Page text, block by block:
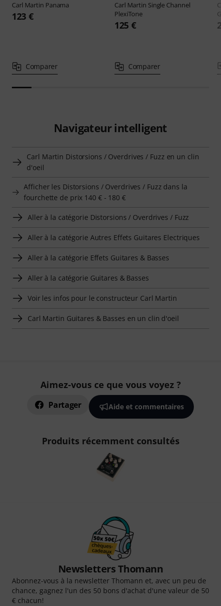
Carl Martin Panama
123 €
Comparer
Carl Martin Single Channel
PlexiTone
125 €
Comparer
Navigateur intelligent
Carl Martin Distorsions / Overdrives / Fuzz en un clin
d'oeil
Afficher les Distorsions / Overdrives / Fuzz dans la
fourchette de prix 140 € - 180 €
Aller à la catégorie Distorsions / Overdrives / Fuzz
Aller à la catégorie Autres Effets Guitares Electriques
Aller à la catégorie Effets Guitares & Basses
Aller à la catégorie Guitares & Basses
Voir les infos pour le constructeur Carl Martin
Carl Martin Guitares & Basses en un clin d'oeil
Aimez-vous ce que vous voyez ?
Partager Aide et commentaires
Produits récemment consultés
Newsletters Thomann
Abonnez-vous à la newsletter Thomann et, avec un peu de
chance, gagnez l'un des 50 bons d'achat d'une valeur de 50
€ chacun!